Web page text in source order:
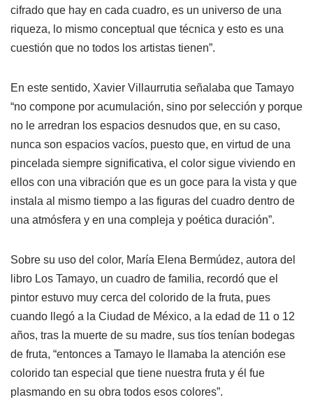
cifrado que hay en cada cuadro, es un universo de una
riqueza, lo mismo conceptual que técnica y esto es una
cuestión que no todos los artistas tienen”.
En este sentido, Xavier Villaurrutia señalaba que Tamayo
“no compone por acumulación, sino por selección y porque
no le arredran los espacios desnudos que, en su caso,
nunca son espacios vacíos, puesto que, en virtud de una
pincelada siempre significativa, el color sigue viviendo en
ellos con una vibración que es un goce para la vista y que
instala al mismo tiempo a las figuras del cuadro dentro de
una atmósfera y en una compleja y poética duración”.
Sobre su uso del color, María Elena Bermúdez, autora del
libro Los Tamayo, un cuadro de familia, recordó que el
pintor estuvo muy cerca del colorido de la fruta, pues
cuando llegó a la Ciudad de México, a la edad de 11 o 12
años, tras la muerte de su madre, sus tíos tenían bodegas
de fruta, “entonces a Tamayo le llamaba la atención ese
colorido tan especial que tiene nuestra fruta y él fue
plasmando en su obra todos esos colores”.